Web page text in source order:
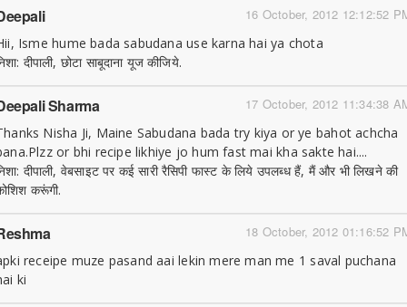
16 October, 2012 12:12:52
Isme hume bada sabudana use karna hai ya chota
दीपाली, छोटा साबूदाना यूज कीजिये.
17 October, 2012 11:34:38
Sharma
Nisha Ji, Maine Sabudana bada try kiya or ye bahot achcha
or bhi recipe likhiye jo hum fast mai kha sakte hai....
दीपाली, वेबसाइट पर कई सारी रैसिपी फास्ट के लिये उपलब्ध हैं, मैं और भी लिखने की
करूंगी.
18 October, 2012 01:16:52
receipe muze pasand aai lekin mere man me 1 saval puchana
ki